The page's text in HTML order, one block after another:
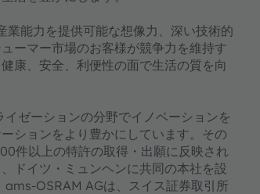
業能力を提供可能な想像力、深い技術的
ーマー市場のお客様が競争力を維持す
康、安全、利便性の面で生活の質を向
ゼーションの分野でイノベーションを
ションをより豊かにしています。その
件以上の特許の取得・出願に反映され
ドイツ・ミュンヘンに共同の本社を設
OSRAM AGは、スイス証券取引所